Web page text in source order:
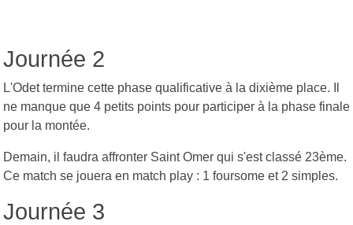
Journée 2
L'Odet termine cette phase qualificative à la dixième place. Il
ne manque que 4 petits points pour participer à la phase finale
pour la montée.
Demain, il faudra affronter Saint Omer qui s'est classé 23ème.
Ce match se jouera en match play : 1 foursome et 2 simples.
Journée 3